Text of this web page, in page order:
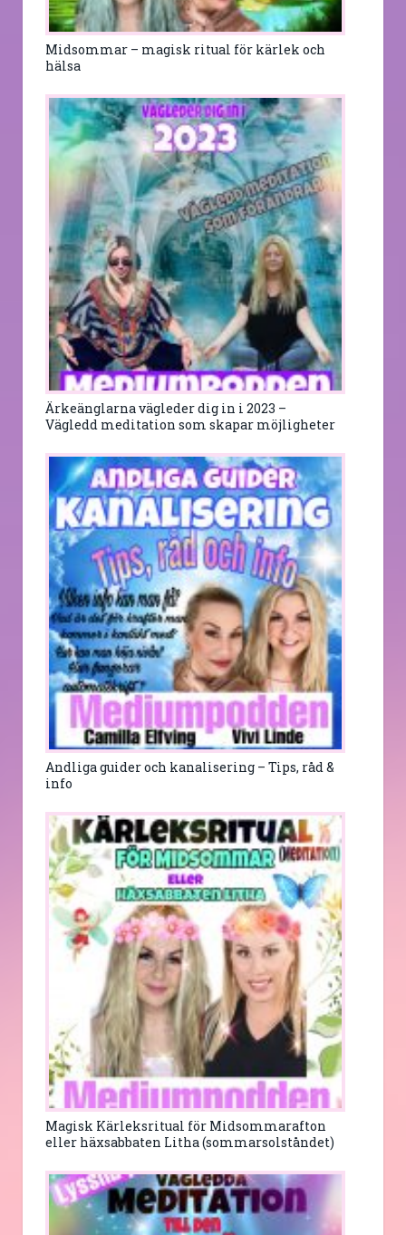
Midsommar – magisk ritual för kärlek och
hälsa
Ärkeänglarna vägleder dig in i 2023 –
Vägledd meditation som skapar möjligheter
Andliga guider och kanalisering – Tips, råd &
info
Magisk Kärleksritual för Midsommarafton
eller häxsabbaten Litha (sommarsolståndet)